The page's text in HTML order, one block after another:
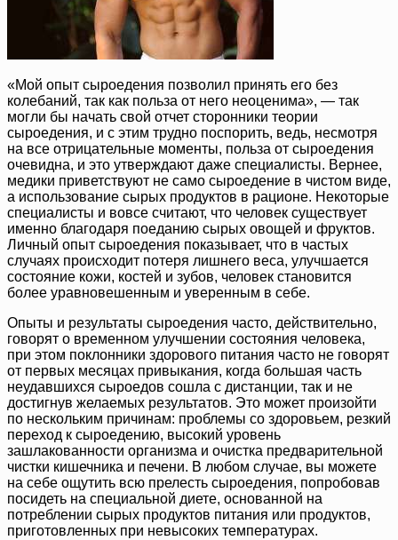
«Мой опыт сыроедения позволил принять его без
колебаний, так как польза от него неоценима», — так
могли бы начать свой отчет сторонники теории
сыроедения, и с этим трудно поспорить, ведь, несмотря
на все отрицательные моменты, польза от сыроедения
очевидна, и это утверждают даже специалисты. Вернее,
медики приветствуют не само сыроедение в чистом виде,
а использование сырых продуктов в рационе. Некоторые
специалисты и вовсе считают, что человек существует
именно благодаря поеданию сырых овощей и фруктов.
Личный опыт сыроедения показывает, что в частых
случаях происходит потеря лишнего веса, улучшается
состояние кожи, костей и зубов, человек становится
более уравновешенным и уверенным в себе.
Опыты и результаты сыроедения часто, действительно,
говорят о временном улучшении состояния человека,
при этом поклонники здорового питания часто не говорят
от первых месяцах привыкания, когда большая часть
неудавшихся сыроедов сошла с дистанции, так и не
достигнув желаемых результатов. Это может произойти
по нескольким причинам: проблемы со здоровьем, резкий
переход к сыроедению, высокий уровень
зашлакованности организма и очистка предварительной
чистки кишечника и печени. В любом случае, вы можете
на себе ощутить всю прелесть сыроедения, попробовав
посидеть на специальной диете, основанной на
потреблении сырых продуктов питания или продуктов,
приготовленных при невысоких температурах.